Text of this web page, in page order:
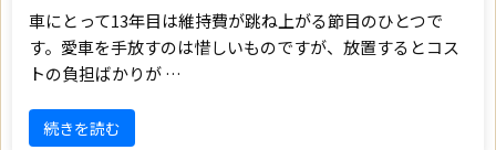
車にとって13年目は維持費が跳ね上がる節目のひとつで
す。愛車を手放すのは惜しいものですが、放置するとコス
トの負担ばかりが …
続きを読む